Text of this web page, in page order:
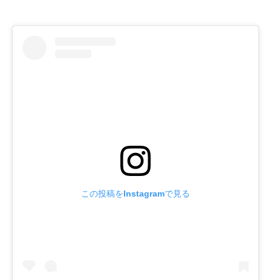
この投稿をInstagramで見る